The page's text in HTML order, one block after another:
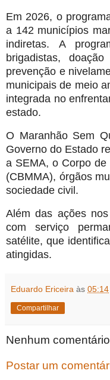
Em 2026, o
a 142 municípios
indiretas. A
brigadistas,
prevenção e
municipais de meio
integrada no
estado.
O Maranhão Sem
Governo do Estado
a SEMA, o Corpo
(CBMMA), órgãos
sociedade civil.
Além das ações
com serviço
satélite, que
atingidas.
Eduardo Ericeira às 05:14
Compartilhar
Nenhum
Postar um